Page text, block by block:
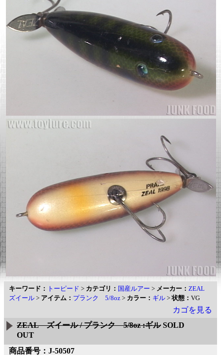
キーワード： トーピード > カテゴリ： 国産ルアー > メーカー： ZEAL
ズイール > アイテム： プランク 5/8oz > カラー： ギル >状態： VG
カゴを見る
ZEAL ズイール / プランク 5/8oz :ギルSOLD
OUT
商品番号：J-50507